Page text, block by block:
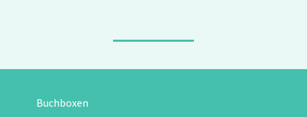
Buchboxen